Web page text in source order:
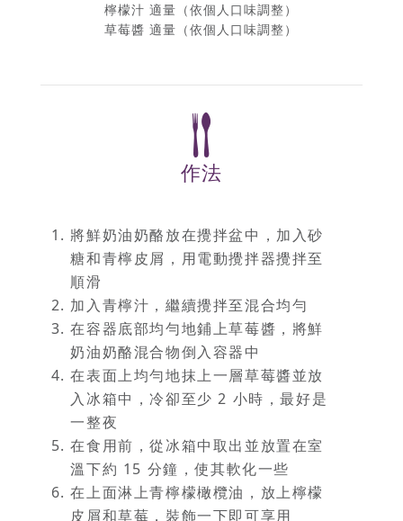
檸檬汁 適量（依個人口味調整）
草莓醬 適量（依個人口味調整）
作法
將鮮奶油奶酪放在攪拌盆中，加入砂
糖和青檸皮屑，用電動攪拌器攪拌至
順滑
加入青檸汁，繼續攪拌至混合均勻
在容器底部均勻地鋪上草莓醬，將鮮
奶油奶酪混合物倒入容器中
在表面上均勻地抹上一層草莓醬並放
入冰箱中，冷卻至少 2 小時，最好是
一整夜
在食用前，從冰箱中取出並放置在室
溫下約 15 分鐘，使其軟化一些
在上面淋上青檸檬橄欖油，放上檸檬
皮屑和草莓，裝飾一下即可享用